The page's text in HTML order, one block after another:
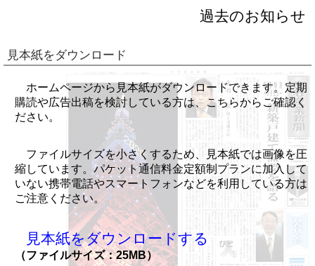
過去のお知らせ
見本紙をダウンロード
ホームページから見本紙がダウンロードできます。定期
購読や広告出稿を検討している方は、こちらからご確認く
ださい。
ファイルサイズを小さくするため、見本紙では画像を圧
縮しています。パケット通信料金定額制プランに加入して
いない携帯電話やスマートフォンなどを利用している方は
ご注意ください。
見本紙をダウンロードする
（ファイルサイズ：25MB）